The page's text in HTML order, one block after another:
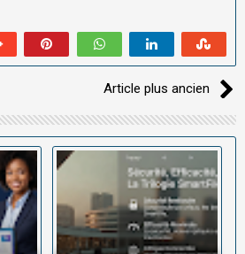
Article plus ancien